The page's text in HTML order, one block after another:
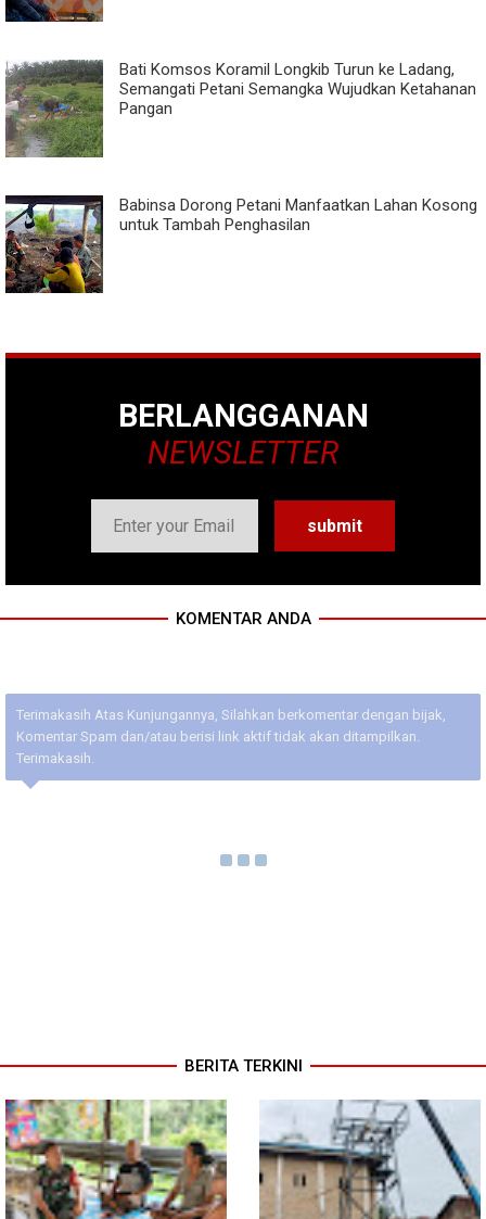
Bati Komsos Koramil Longkib Turun ke Ladang,
Semangati Petani Semangka Wujudkan Ketahanan
Pangan
Babinsa Dorong Petani Manfaatkan Lahan Kosong
untuk Tambah Penghasilan
BERLANGGANAN
NEWSLETTER
KOMENTAR ANDA
Terimakasih Atas Kunjungannya, Silahkan berkomentar dengan bijak,
Komentar Spam dan/atau berisi link aktif tidak akan ditampilkan.
Terimakasih.
BERITA TERKINI